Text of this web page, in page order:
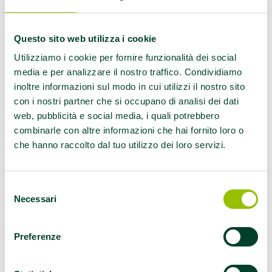
Questo sito web utilizza i cookie
Utilizziamo i cookie per fornire funzionalità dei social
media e per analizzare il nostro traffico. Condividiamo
inoltre informazioni sul modo in cui utilizzi il nostro sito
con i nostri partner che si occupano di analisi dei dati
web, pubblicità e social media, i quali potrebbero
combinarle con altre informazioni che hai fornito loro o
che hanno raccolto dal tuo utilizzo dei loro servizi.
delNecessari
Preferenze
delle cittadine e dei cittadini e favorire
della prevenzione della Regione
A illustrare l’iniziativa e il suo valore è
l’undicesima puntata di “Senza Ricetta –
Salute e star bene in Emilia-Romagna”, il
format video realizzato dall’assessorato alle
Politiche per la salute, in collaborazione con
l’Agenzia di informazione e comunicazione
operatori come la prevenzione e i corretti stili
di vita possano incidere concretamente sulla
qualità della vita.